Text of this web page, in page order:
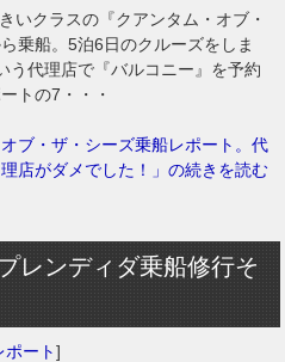
いクラスの『クアンタム・オブ・
乗船。5泊6日のクルーズをしま
う代理店で『バルコニー』を予約
トの7・・・
ブ・ザ・シーズ乗船レポート。代
理店がダメでした！」の続きを読む
レンディダ乗船修行そ
ポート]